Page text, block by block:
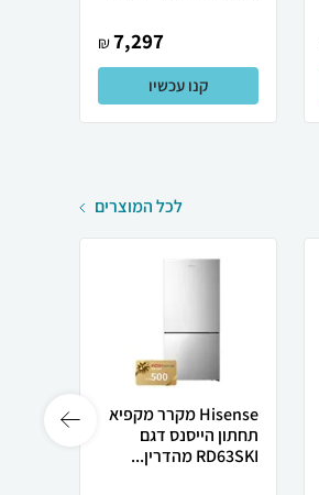
7,297
₪
קנו עכשיו
לכל המוצרים
Hisense מקרר מקפיא
תחתון הייסנס דגם
RD63SKI מהדרין...